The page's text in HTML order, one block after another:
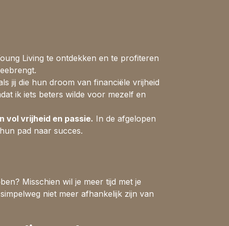
Living te ontdekken en te profiteren
jij die hun droom van financiële vrijheid
ik iets beters wilde voor mezelf en
vol vrijheid en passie. In de afgelopen
pad naar succes.
Misschien wil je meer tijd met je
niet meer afhankelijk zijn van